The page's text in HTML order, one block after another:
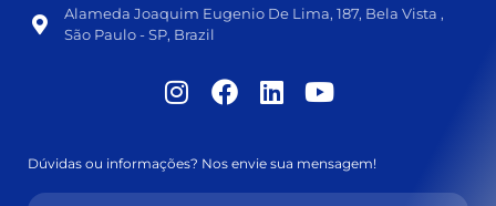
Alameda Joaquim Eugenio De Lima, 187, Bela Vista ,
São Paulo - SP, Brazil
Dúvidas ou informações? Nos envie sua mensagem!